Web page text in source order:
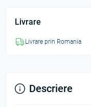
Livrare
Livrare prin Romania
Descriere